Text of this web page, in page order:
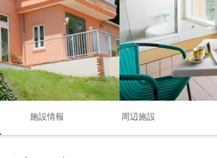
施設情報 周辺施設